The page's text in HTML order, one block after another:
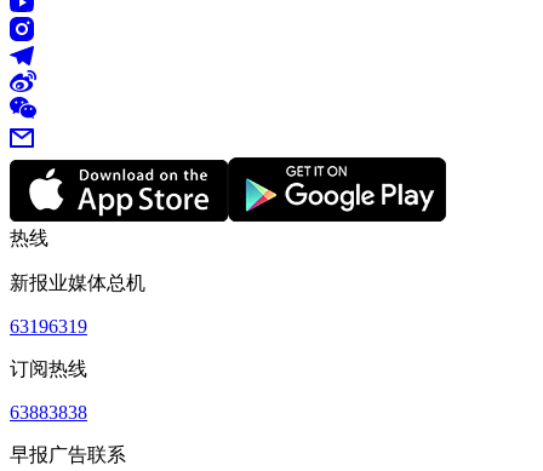
热线
新报业媒体总机
63196319
订阅热线
63883838
早报广告联系